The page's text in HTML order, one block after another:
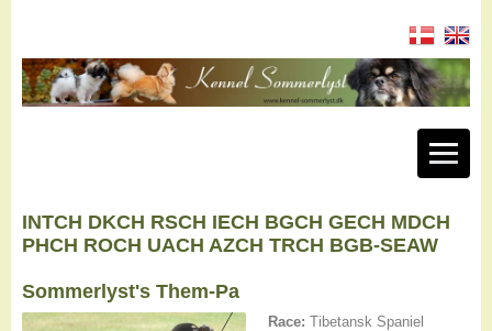
INTCH DKCH RSCH IECH BGCH GECH MDCH
PHCH ROCH UACH AZCH TRCH BGB-SEAW
Sommerlyst's Them-Pa
Race: Tibetansk Spaniel